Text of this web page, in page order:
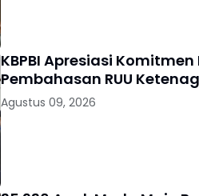
KBPBI Apresiasi
Pembahasan RUU
Agustus 09, 2026